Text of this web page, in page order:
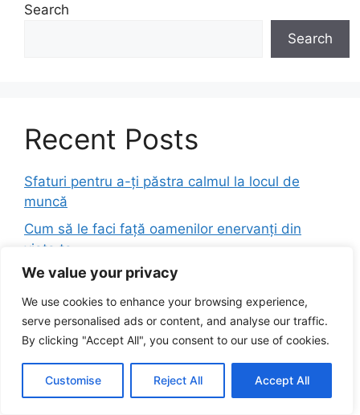
We value your privacy
We use cookies to enhance your browsing experience,
serve personalised ads or content, and analyse our traffic.
By clicking "Accept All", you consent to our use of cookies.
Customise Reject All Accept All
Search
Search
Recent Posts
Sfaturi pentru a-ți păstra calmul la locul de
muncă
Cum să le faci față oamenilor enervanți din
viața ta
Cum să cureți cățeii de usturoi în doar cateva
secunde folosind o metodă simplă și
surprinzător de eficientă
Cum să-ți păstrezi calmul în situații de stres din
viata de zi cu zi
Secretul bucătarilor pentru a curăța usturoiul în